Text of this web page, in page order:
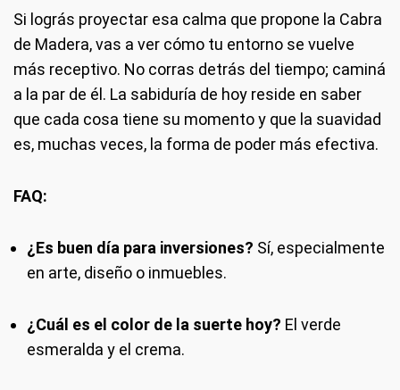
Si lográs proyectar esa calma que propone la Cabra
de Madera, vas a ver cómo tu entorno se vuelve
más receptivo. No corras detrás del tiempo; caminá
a la par de él. La sabiduría de hoy reside en saber
que cada cosa tiene su momento y que la suavidad
es, muchas veces, la forma de poder más efectiva.
FAQ:
¿Es buen día para inversiones? Sí, especialmente
en arte, diseño o inmuebles.
¿Cuál es el color de la suerte hoy? El verde
esmeralda y el crema.